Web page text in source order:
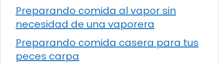
Preparando comida al vapor sin
necesidad de una vaporera
Preparando comida casera para tus
peces carpa